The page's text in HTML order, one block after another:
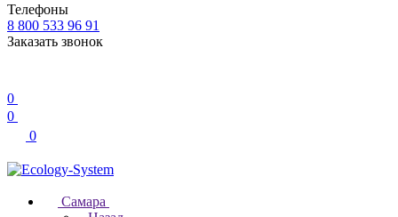
Телефоны
8 800 533 96 91
Заказать звонок
0
0
0
Самара